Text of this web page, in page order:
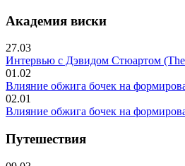
Академия виски
27.03
Интервью с Дэвидом Стюартом (The
01.02
Влияние обжига бочек на
02.01
Влияние обжига бочек на
Путешествия